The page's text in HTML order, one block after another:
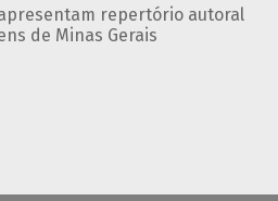
repertório autoral
de Minas Gerais